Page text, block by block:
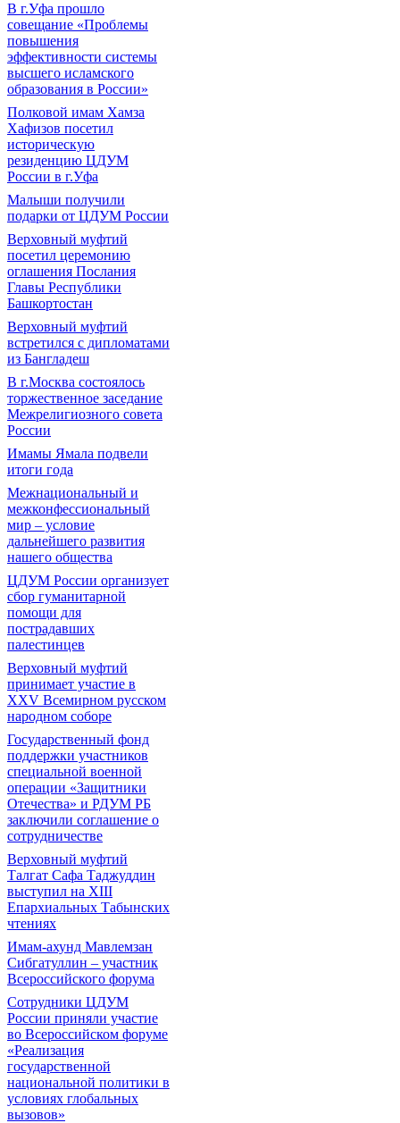
В г.Уфа прошло
совещание «Проблемы
повышения
эффективности системы
высшего исламского
образования в России»
Полковой имам Хамза
Хафизов посетил
историческую
резиденцию ЦДУМ
России в г.Уфа
Малыши получили
подарки от ЦДУМ России
Верховный муфтий
посетил церемонию
оглашения Послания
Главы Республики
Башкортостан
Верховный муфтий
встретился с дипломатами
из Бангладеш
В г.Москва состоялось
торжественное заседание
Межрелигиозного совета
России
Имамы Ямала подвели
итоги года
Межнациональный и
межконфессиональный
мир – условие
дальнейшего развития
нашего общества
ЦДУМ России организует
сбор гуманитарной
помощи для
пострадавших
палестинцев
Верховный муфтий
принимает участие в
XXV Всемирном русском
народном соборе
Государственный фонд
поддержки участников
специальной военной
операции «Защитники
Отечества» и РДУМ РБ
заключили соглашение о
сотрудничестве
Верховный муфтий
Талгат Сафа Таджуддин
выступил на ХIII
Епархиальных Табынских
чтениях
Имам-ахунд Мавлемзан
Сибгатуллин – участник
Всероссийского форума
Сотрудники ЦДУМ
России приняли участие
во Всероссийском форуме
«Реализация
государственной
национальной политики в
условиях глобальных
вызовов»